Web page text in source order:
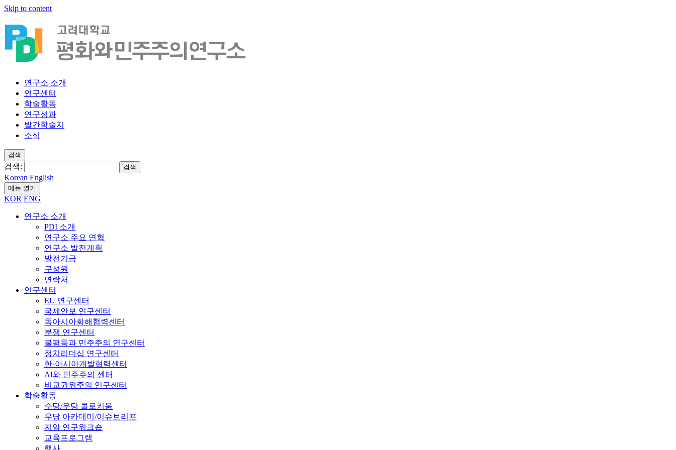
Skip to content
연구소 소개
연구센터
학술활동
연구성과
발간학술지
소식
검색
검색: 검색
Korean English
메뉴 열기
KOR ENG
연구소 소개
PDI 소개
연구소 주요 연혁
연구소 발전계획
발전기금
구성원
연락처
연구센터
EU 연구센터
국제안보 연구센터
동아시아화해협력센터
분쟁 연구센터
불평등과 민주주의 연구센터
정치리더십 연구센터
한-아시아개발협력센터
AI와 민주주의 센터
비교권위주의 연구센터
학술활동
수당/우당 콜로키움
우당 아카데미/이슈브리프
지암 연구워크숍
교육프로그램
행사